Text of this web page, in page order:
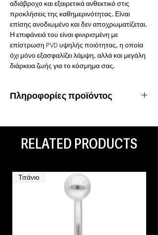
αδιάβροχο και εξαιρετικά ανθεκτικό στις
προκλήσεις της καθημερινότητας. Είναι
επίσης ανοδιωμένο και δεν αποχρωματίζεται.
Η επιφάνειά του είναι φινιρισμένη με
επίστρωση PVD υψηλής ποιότητας, η οποία
όχι μόνο εξασφαλίζει λάμψη, αλλά και μεγάλη
διάρκεια ζωής για το κόσμημα σας.
Πληροφορίες προϊόντος
Ιδιότητες: Αδιάβροχο, ανοξείδωτο
Είδος piercing: Septum, Daith, Helix, Navel,
Nipple, Rook, Conch, Lip, Smiley
RELATED PRODUCTS
Τιτάνιο